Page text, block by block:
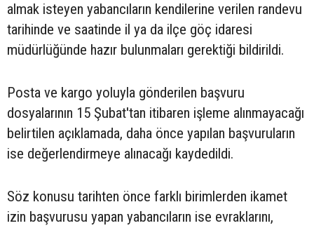
almak isteyen yabancıların kendilerine verilen randevu
tarihinde ve saatinde il ya da ilçe göç idaresi
müdürlüğünde hazır bulunmaları gerektiği bildirildi.
Posta ve kargo yoluyla gönderilen başvuru
dosyalarının 15 Şubat'tan itibaren işleme alınmayacağı
belirtilen açıklamada, daha önce yapılan başvuruların
ise değerlendirmeye alınacağı kaydedildi.
Söz konusu tarihten önce farklı birimlerden ikamet
izin başvurusu yapan yabancıların ise evraklarını,